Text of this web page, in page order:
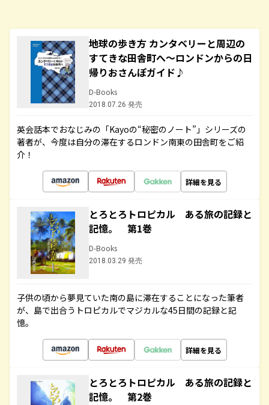
地球の歩き方 カンタベリーと周辺の
すてきな田舎町へ～ロンドンからの日
帰りおさんぽガイド♪
D-Books
2018.07.26 発売
英会話本でおなじみの「Kayoの“秘密のノート”」シリーズの
著者が、今度は自分の滞在するロンドン南東の田舎町をご紹
介！
詳細を見る
とろとろトロピカル ある旅の記録と
記憶。 第1巻
D-Books
2018.03.29 発売
子供の頃から夢見ていた南の島に滞在することになった筆者
が、島で出合うトロピカルでマジカルな45日間の記録と記
憶。
詳細を見る
とろとろトロピカル ある旅の記録と
記憶。 第2巻